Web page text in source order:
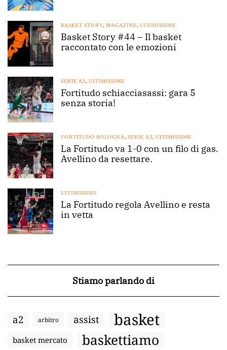
BASKET STORY, MAGAZINE, ULTIMISSIME
Basket Story #44 – Il basket
raccontato con le emozioni
SERIE A2, ULTIMISSIME
Fortitudo schiacciasassi: gara 5
senza storia!
FORTITUDO BOLOGNA, SERIE A2, ULTIMISSIME
La Fortitudo va 1-0 con un filo di gas.
Avellino da resettare.
ULTIMISSIME
La Fortitudo regola Avellino e resta
in vetta
Stiamo parlando di
a2 arbitro assist basket
basket mercato baskettiamo